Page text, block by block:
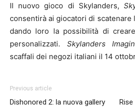
Il nuovo gioco di Skylanders,
consentirà ai giocatori di scatenare
dando loro la possibilità di
personalizzati. Skylanders
scaffali dei negozi italiani il 14
Previous article
Dishonored 2: la nuova gallery